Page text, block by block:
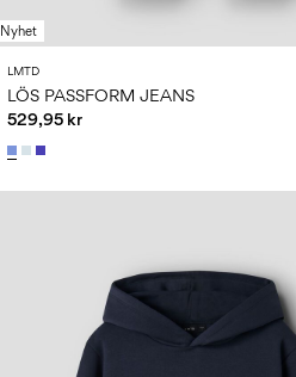
Nyhet
LMTD
LÖS PASSFORM JEANS
529,95 kr